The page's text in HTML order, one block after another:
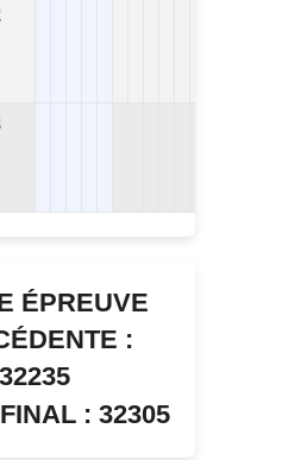
ÉPREUVE
:
32235
: 32305